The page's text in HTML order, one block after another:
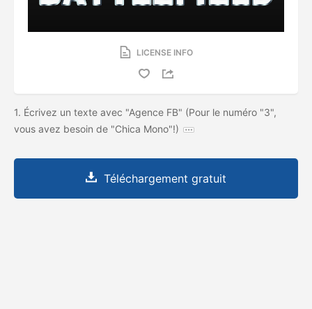
LICENSE INFO
1. Écrivez un texte avec "Agence FB" (Pour le numéro "3",
vous avez besoin de "Chica Mono"!)
Téléchargement gratuit